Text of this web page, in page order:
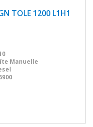
TOLE 1200 L1H1
Manuelle